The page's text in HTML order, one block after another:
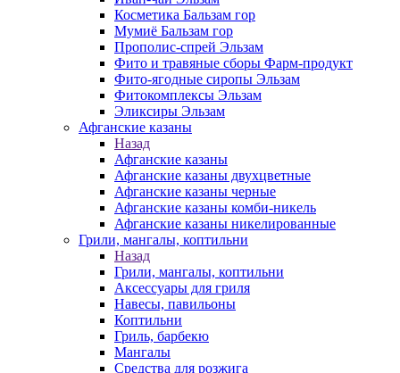
Косметика Бальзам гор
Мумиё Бальзам гор
Прополис-спрей Эльзам
Фито и травяные сборы Фарм-продукт
Фито-ягодные сиропы Эльзам
Фитокомплексы Эльзам
Эликсиры Эльзам
Афганские казаны
Назад
Афганские казаны
Афганские казаны двухцветные
Афганские казаны черные
Афганские казаны комби-никель
Афганские казаны никелированные
Грили, мангалы, коптильни
Назад
Грили, мангалы, коптильни
Аксессуары для гриля
Навесы, павильоны
Коптильни
Гриль, барбекю
Мангалы
Средства для розжига